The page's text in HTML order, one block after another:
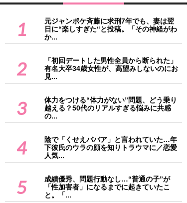
1
元ジャンポケ斉藤に求刑7年でも、妻は翌
日に“楽しすぎた“と投稿。「その神経がわ
か...
2
「初回デートした男性全員から断られた」
有名大卒34歳女性が、高望みしないのにお
見...
3
体力をつける“体力がない”問題、どう乗り
越える？50代のリアルすぎる悩みに共感
の...
4
陰で「くせえババア」と言われていた…年
下彼氏のウラの顔を知りトラウマに／恋愛
人気...
5
成績優秀、問題行動なし…“普通の子”が
「性加害者」になるまでに起きていたこ
と。「...